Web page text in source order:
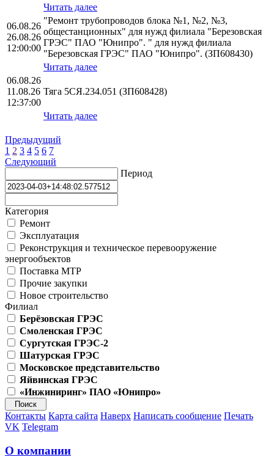
Читать далее
06.08.26
26.08.26
12:00:00
"Ремонт трубопроводов блока №1, №2, №3,
общестанционных" для нужд филиала "Березовская
ГРЭС" ПАО "Юнипро". " для нужд филиала
"Березовская ГРЭС" ПАО "Юнипро". (ЗП608430)
Читать далее
06.08.26
11.08.26
12:37:00
Тяга 5СЯ.234.051 (ЗП608428)
Читать далее
Предыдущий
1 2 3 4 5 6 7
Следующий
Период
Категория
Ремонт
Эксплуатация
Реконструкция и техническое перевооружение
энергообъектов
Поставка МТР
Прочие закупки
Новое строительство
Филиал
Берёзовская ГРЭС
Смоленская ГРЭС
Сургутская ГРЭС-2
Шатурская ГРЭС
Московское представительство
Яйвинская ГРЭС
«Инжиниринг» ПАО «Юнипро»
Контакты Карта сайта Наверх Написать сообщение Печать
VK Telegram
О компании